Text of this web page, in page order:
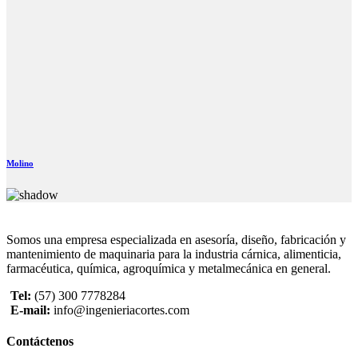
Molino
Somos una empresa especializada en asesoría, diseño, fabricación y
mantenimiento de maquinaria para la industria cárnica, alimenticia,
farmacéutica, química, agroquímica y metalmecánica en general.
Tel: (57) 300 7778284
E-mail: info@ingenieriacortes.com
Contáctenos